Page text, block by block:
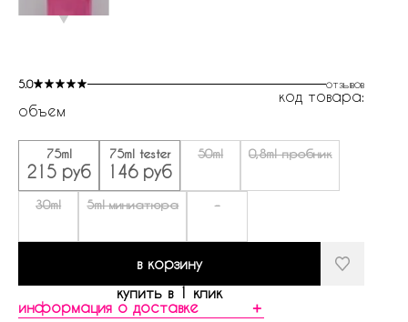
5.0 отзывов
код товара:
объем
75ml
215 руб
75ml tester
146 руб
50ml 0,8ml пробник
30ml 5ml миниатюра -
в корзину
купить в 1 клик
информация о доставке
＋